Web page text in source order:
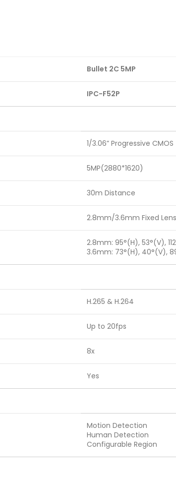
Bullet 2C 5MP
IPC-F52P
1/3.06” Progressive CMOS
5MP(2880*1620)
30m Distance
2.8mm/3.6mm Fixed Lens
2.8mm: 95°(H), 53°(V),
3.6mm: 73°(H), 40°(V),
H.265 & H.264
Up to 20fps
8x
Yes
Motion Detection
Human Detection
Configurable Region